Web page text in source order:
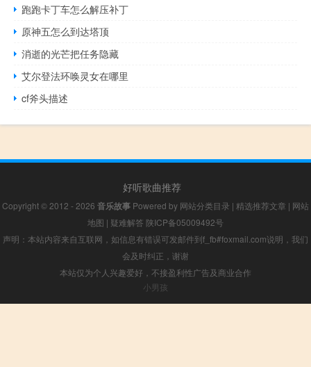
跑跑卡丁车怎么解压补丁
原神五怎么到达塔顶
消逝的光芒把任务隐藏
艾尔登法环唤灵女在哪里
cf斧头描述
好听歌曲推荐
Copyright © 2012 - 2026 音乐故事 Powered by 网站分类目录 | 精选推荐文章 | 网站
地图 | 疑难解答 陕ICP备05009492号
声明：本站内容来自互联网，如信息有错误可发邮件到f_fb#foxmail.com说明，我们
会及时纠正，谢谢
本站仅为个人兴趣爱好，不接盈利性广告及商业合作
小男孩